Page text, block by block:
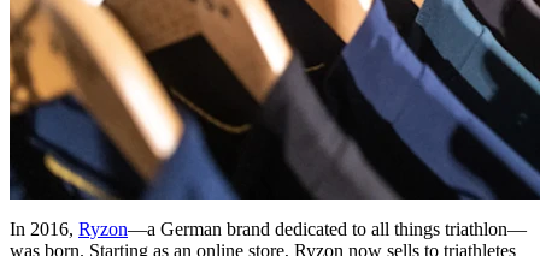
In 2016, Ryzon—a German brand dedicated to all things triathlon—
was born. Starting as an online store, Ryzon now sells to triathletes